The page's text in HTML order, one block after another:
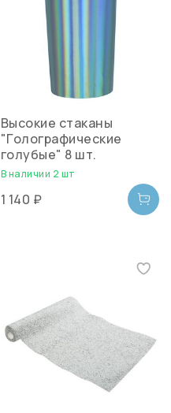
Высокие стаканы
"Голографические
голубые" 8 шт.
В наличии 2 шт
1 140 ₽